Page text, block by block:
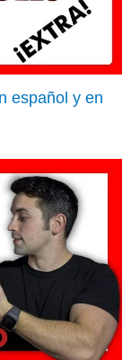
español y en